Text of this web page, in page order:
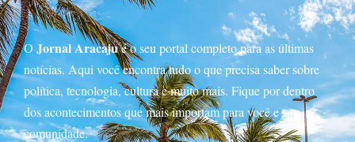
O Jornal Aracajué o seu portal completo para as últimas
notícias. Aqui você encontra tudo o que precisa saber sobre
política, tecnologia, cultura e muito mais. Fique por dentro
dos acontecimentos que mais importam para você e sua
comunidade.